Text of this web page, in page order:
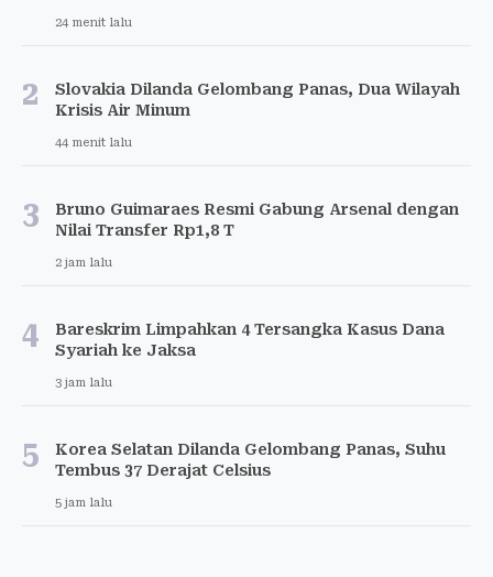
24 menit lalu
2
Slovakia Dilanda Gelombang Panas, Dua Wilayah
Krisis Air Minum
44 menit lalu
3
Bruno Guimaraes Resmi Gabung Arsenal dengan
Nilai Transfer Rp1,8 T
2 jam lalu
4
Bareskrim Limpahkan 4 Tersangka Kasus Dana
Syariah ke Jaksa
3 jam lalu
5
Korea Selatan Dilanda Gelombang Panas, Suhu
Tembus 37 Derajat Celsius
5 jam lalu